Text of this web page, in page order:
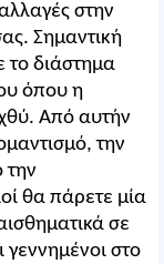
στην
Σημαντική
το διάστημα
όπου η
Από αυτήν
την
την
θα πάρετε μία
σε
γεννημένοι στο